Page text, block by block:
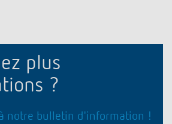
plus
?
notre bulletin d'information !